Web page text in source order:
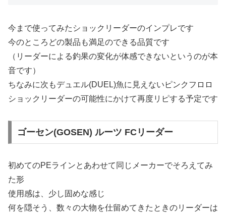
今まで使ってみたショックリーダーのインプレです
今のところどの製品も満足のできる品質です
（リーダーによる釣果の変化が体感できないというのが本
音です）
ちなみに次もデュエル(DUEL)魚に見えないピンクフロロ
ショックリーダーの可能性にかけて再度リピする予定です
ゴーセン(GOSEN) ルーツ FCリーダー
初めてのPEラインとあわせて同じメーカーでそろえてみ
た形
使用感は、少し固めな感じ
何を隠そう、数々の大物を仕留めてきたときのリーダーは